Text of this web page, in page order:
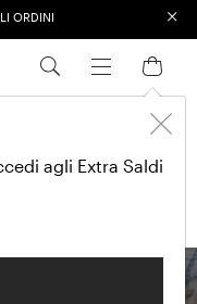
agli Extra Saldi
ORDINI
×